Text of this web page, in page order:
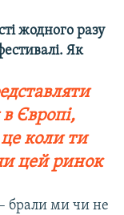
жодного разу
Як
Європі,
коли ти
цей ринок
брали ми чи не